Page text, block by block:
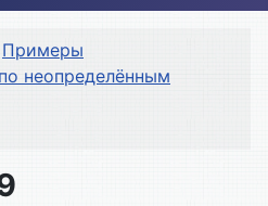
Примеры
неопределённым